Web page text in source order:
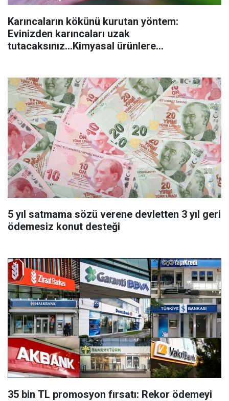
Karıncaların kökünü kurutan yöntem:
Evinizden karıncaları uzak
tutacaksınız...Kimyasal ürünlere
5 yıl satmama sözü verene devletten 3 yıl geri
ödemesiz konut desteği
35 bin TL promosyon fırsatı: Rekor ödemeyi